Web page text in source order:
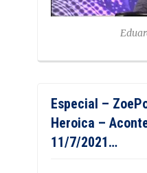
Especial –
Heroica –
11/7/2021…